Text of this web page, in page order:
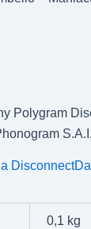
Polygram
Disconnect
0,1 kg